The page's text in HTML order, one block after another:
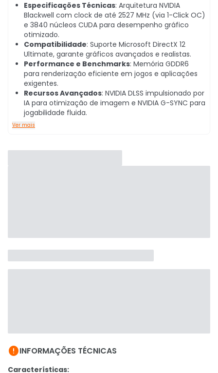
Especificações Técnicas: Arquitetura NVIDIA
Blackwell com clock de até 2527 MHz (via 1-Click OC)
e 3840 núcleos CUDA para desempenho gráfico
otimizado.
Compatibilidade: Suporte Microsoft DirectX 12
Ultimate, garante gráficos avançados e realistas.
Performance e Benchmarks: Memória GDDR6
para renderização eficiente em jogos e aplicações
exigentes.
Recursos Avançados: NVIDIA DLSS impulsionado por
IA para otimização de imagem e NVIDIA G-SYNC para
jogabilidade fluida.
Ver mais
INFORMAÇÕES TÉCNICAS
Características: